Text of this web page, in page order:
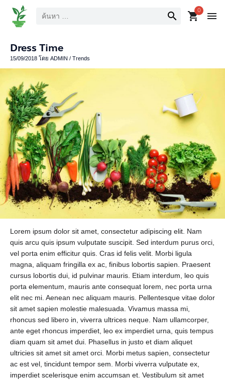
search shopping_cart0 menu
Dress Time
15/09/2018 โดย ADMIN / Trends
Lorem ipsum dolor sit amet, consectetur adipiscing elit. Nam
quis arcu quis ipsum vulputate suscipit. Sed interdum purus orci,
vel porta enim efficitur quis. Cras id felis velit. Morbi ligula
magna, aliquam fringilla ex ac, finibus lobortis sapien. Praesent
cursus lobortis dui, id pulvinar mauris. Etiam interdum, leo quis
porta elementum, mauris ante consequat lorem, nec porta urna
elit nec mi. Aenean nec aliquam mauris. Pellentesque vitae dolor
sit amet sapien molestie malesuada. Vivamus massa mi,
rhoncus sed libero in, viverra ultrices neque. Nam ullamcorper,
ante eget rhoncus imperdiet, leo ex imperdiet urna, quis tempus
diam quam sit amet dui. Phasellus in justo et diam aliquet
ultricies sit amet sit amet orci. Morbi metus sapien, consectetur
ac est vel, tincidunt tempor sem. Morbi viverra vulputate ex,
imperdiet scelerisque enim accumsan et. Vestibulum sit amet